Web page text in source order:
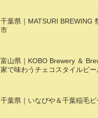
千葉県｜MATSURI BREWING
市
富山県｜KOBO Brewery ＆
家で味わうチェコスタイルビー
千葉県｜いなびや＆千葉稲毛